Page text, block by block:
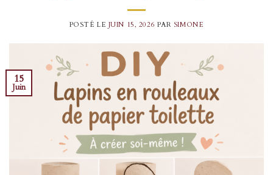
POSTÉ LE JUIN 15, 2026 PAR SIMONE
15
Juin